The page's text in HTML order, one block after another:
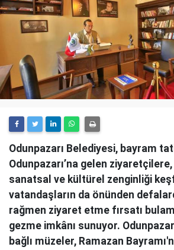
Odunpazarı Belediyesi, bayram
Odunpazarı’na gelen
sanatsal ve kültürel zenginliği
vatandaşların da önünden
rağmen ziyaret etme fırsatı
gezme imkânı sunuyor.
bağlı müzeler, Ramazan